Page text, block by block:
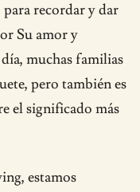
recordar y dar
Su amor y
muchas familias
pero también es
el significado más
estamos